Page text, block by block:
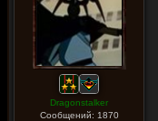
Dragonstalker
Сообщений: 1870